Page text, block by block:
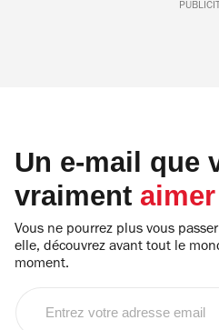
Un e-mail que
vraiment aimer
Vous ne pourrez plus vous
elle, découvrez avant tout le
moment.